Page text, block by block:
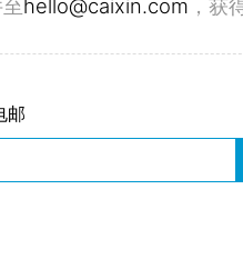
hello@caixin.com ，获
邮